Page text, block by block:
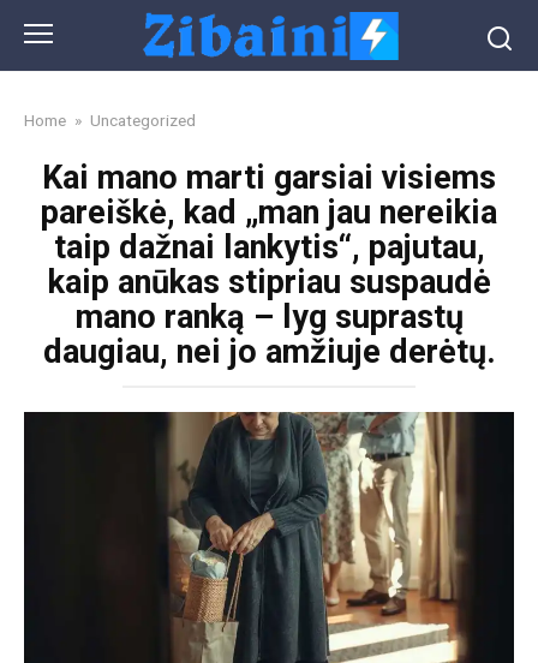
content
Home » Uncategorized
Kai mano marti garsiai visiems
pareiškė, kad „man jau nereikia
taip dažnai lankytis“, pajutau,
kaip anūkas stipriau suspaudė
mano ranką – lyg suprastų
daugiau, nei jo amžiuje derėtų.